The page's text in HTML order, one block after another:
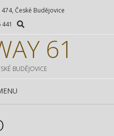
České Budějovice
61
BUDĚJOVICE